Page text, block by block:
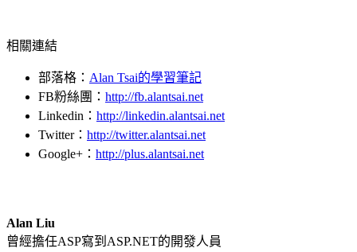
相關連結
部落格： Alan Tsai的學習筆記
FB粉絲團： http://fb.alantsai.net
Linkedin： http://linkedin.alantsai.net
Twitter： http://twitter.alantsai.net
Google+： http://plus.alantsai.net
Alan Liu
曾經擔任ASP寫到ASP.NET的開發人員